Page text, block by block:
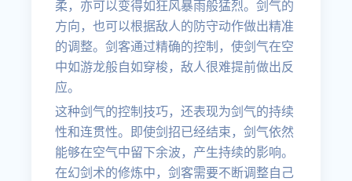
柔，亦可以变得如狂风暴雨般猛烈。剑气的
方向，也可以根据敌人的防守动作做出精准
的调整。剑客通过精确的控制，使剑气在空
中如游龙般自如穿梭，敌人很难提前做出反
应。
这种剑气的控制技巧，还表现为剑气的持续
性和连贯性。即使剑招已经结束，剑气依然
能够在空气中留下余波，产生持续的影响。
在幻剑术的修炼中，剑客需要不断调整自己